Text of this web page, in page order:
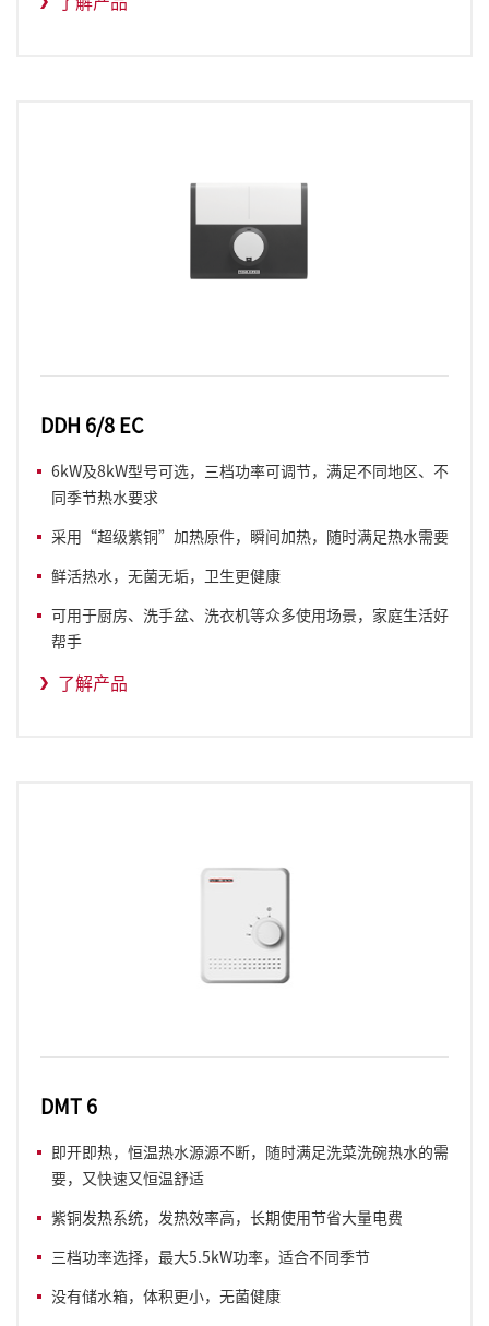
DDH 6/8 EC
6kW及8kW型号可选，三档功率可调节，满足不同地区、不
同季节热水要求
采用“超级紫铜”加热原件，瞬间加热，随时满足热水需要
鲜活热水，无菌无垢，卫生更健康
可用于厨房、洗手盆、洗衣机等众多使用场景，家庭生活好
帮手
了解产品
DMT 6
即开即热，恒温热水源源不断，随时满足洗菜洗碗热水的需
要，又快速又恒温舒适
紫铜发热系统，发热效率高，长期使用节省大量电费
三档功率选择，最大5.5kW功率，适合不同季节
没有储水箱，体积更小，无菌健康